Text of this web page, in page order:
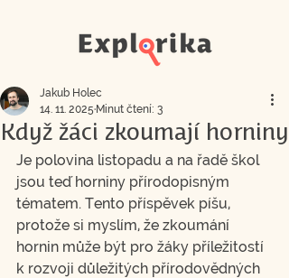
Když žáci zkoumají horniny
Jakub Holec
14. 11. 2025 Minut čtení: 3
Je polovina listopadu a na řadě škol
jsou teď horniny přírodopisným
tématem. Tento příspěvek píšu,
protože si myslím, že zkoumání
hornin může být pro žáky příležitostí
k rozvoji důležitých přírodovědných